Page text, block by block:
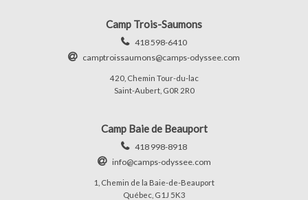
Camp Trois-Saumons
418 598-6410
camptroissaumons@camps-odyssee.com
420, Chemin Tour-du-lac
Saint-Aubert, G0R 2R0
Camp Baie de Beauport
418 998-8918
info@camps-odyssee.com
1, Chemin de la Baie-de-Beauport
Québec, G1J 5K3